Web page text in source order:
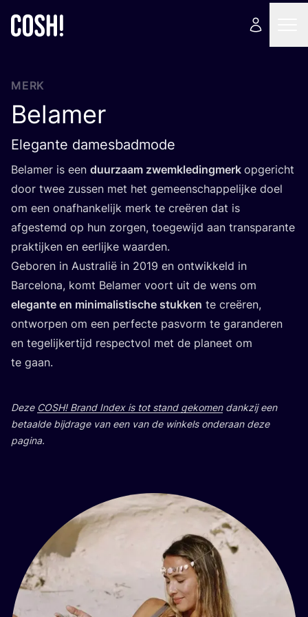
MERK
Belamer
Elegante damesbadmode
Bela­mer is een duur­zaam zwem­kle­ding­merk opge­richt
door twee zus­sen met het gemeen­schap­pe­lij­ke doel
om een onaf­han­ke­lijk merk te cre­ë­ren dat is
afge­stemd op hun zor­gen, toe­ge­wijd aan trans­pa­ran­te
prak­tij­ken en eer­lij­ke waarden.
Gebo­ren in Austra­lië in 2019 en ont­wik­keld in
Bar­cel­o­na, komt Bela­mer voort uit de wens om
ele­gan­te en mini­ma­lis­ti­sche stuk­ken te cre­ë­ren,
ont­wor­pen om een per­fec­te pas­vorm te garan­de­ren
en tege­lij­ker­tijd res­pect­vol met de pla­neet om
te gaan.
Deze COSH! Brand Index is tot stand geko­mendank­zij een
betaal­de bij­dra­ge van een van de win­kels onder­aan deze
pagina.